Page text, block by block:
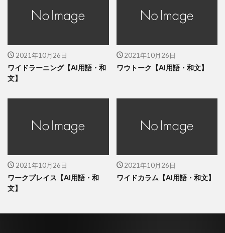
2021年10月26日
ワイドラーニング【AI用語・和
文】
2021年10月26日
ワウトーク【AI用語・和文】
2021年10月26日
ワークプレイス【AI用語・和
文】
2021年10月26日
ワイドカラム【AI用語・和文】